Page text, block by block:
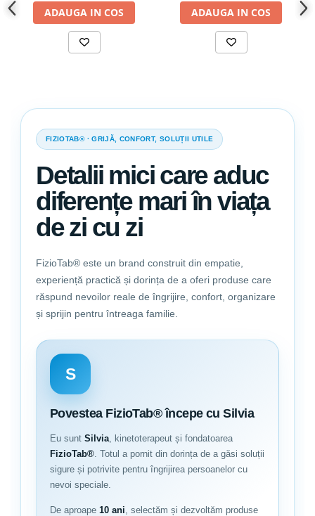
pentru o potrivire perfecta pe saltele de pana la25 cm
inaltime.
Dimensiune: 70 x 140 x 25 cm.
Instructiuni de intretinere:
Se spala manual sau la masina de spalat la maximum 40°C, cu
centrifugare blanda.
Nu se usuca in uscatorul de rufe, pentru a evita deteriorarea
Se recomanda uscarea naturala, in aer liber, ferit de lumina
directa a soarelui.
Nu se calca, pentru a nu deteriora bariera impermeabila din
interior.
FizioTab® – Experimenteaza Diferenta!
ADAUGA IN COS ADAUGA IN COS
FIZIOTAB® · GRIJĂ, CONFORT, SOLUȚII UTILE
Detalii mici care aduc
diferențe mari în viața
de zi cu zi
FizioTab® este un brand construit din empatie,
experiență practică și dorința de a oferi produse care
răspund nevoilor reale de îngrijire, confort, organizare
și sprijin pentru întreaga familie.
S
Povestea FizioTab® începe cu Silvia
Eu sunt Silvia, kinetoterapeut și fondatoarea
FizioTab®. Totul a pornit din dorința de a găsi soluții
sigure și potrivite pentru îngrijirea persoanelor cu
nevoi speciale.
De aproape 10 ani, selectăm și dezvoltăm produse